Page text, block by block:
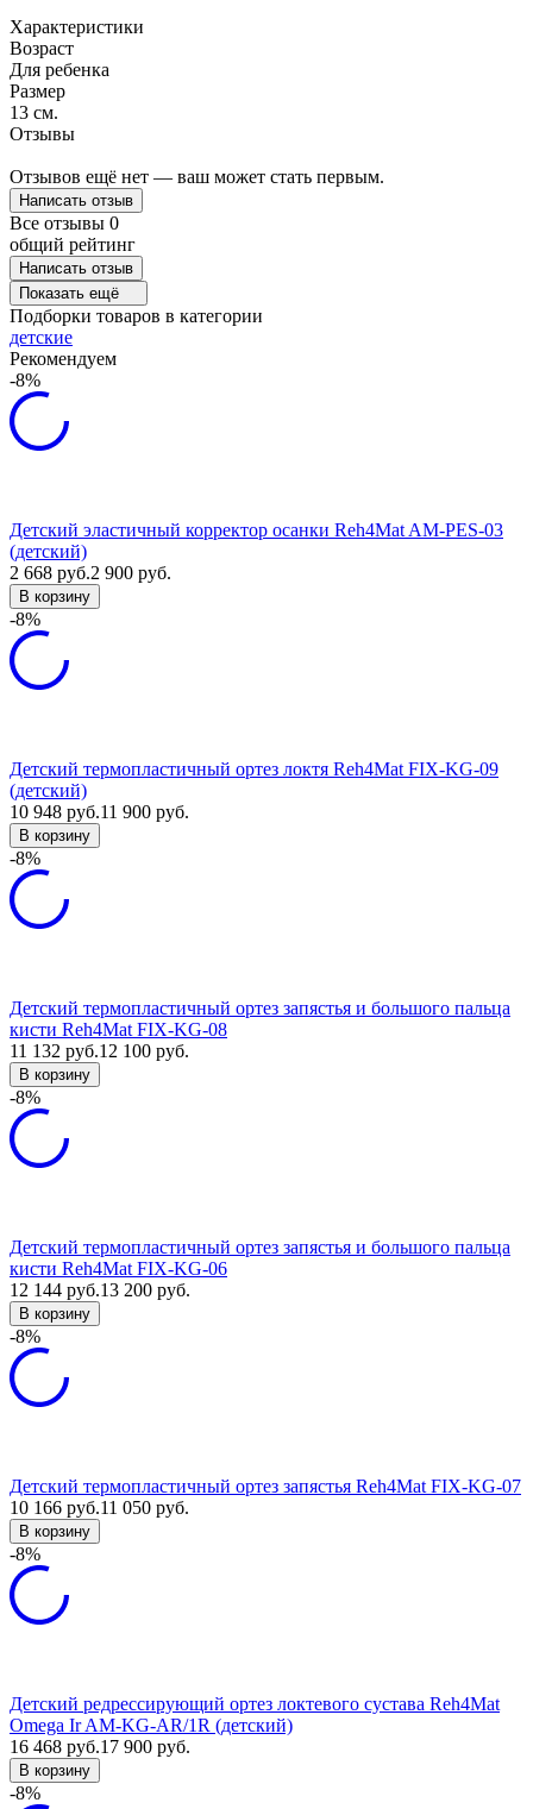
Характеристики
Возраст
Для ребенка
Размер
13 см.
Отзывы
Отзывов ещё нет — ваш может стать первым.
Написать отзыв
Все отзывы 0
общий рейтинг
Написать отзыв
Показать ещё
Подборки товаров в категории
детские
Рекомендуем
-8%
Детский эластичный корректор осанки Reh4Mat AM-PES-03
(детский)
2 668 руб.2 900 руб.
В корзину
-8%
Детский термопластичный ортез локтя Reh4Mat FIX-KG-09
(детский)
10 948 руб.11 900 руб.
В корзину
-8%
Детский термопластичный ортез запястья и большого пальца
кисти Reh4Mat FIX-KG-08
11 132 руб.12 100 руб.
В корзину
-8%
Детский термопластичный ортез запястья и большого пальца
кисти Reh4Mat FIX-KG-06
12 144 руб.13 200 руб.
В корзину
-8%
Детский термопластичный ортез запястья Reh4Mat FIX-KG-07
10 166 руб.11 050 руб.
В корзину
-8%
Детский редрессирующий ортез локтевого сустава Reh4Mat
Omega Ir AM-KG-AR/1R (детский)
16 468 руб.17 900 руб.
В корзину
-8%